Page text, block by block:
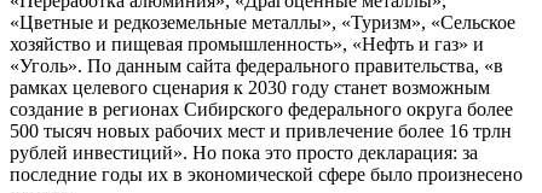
«Цветные и редкоземельные металлы», «Туризм», «Сельское
хозяйство и пищевая промышленность», «Нефть и газ» и
«Уголь». По данным сайта федерального правительства, «в
рамках целевого сценария к 2030 году станет возможным
создание в регионах Сибирского федерального округа более
500 тысяч новых рабочих мест и привлечение более 16 трлн
рублей инвестиций». Но пока это просто декларация: за
последние годы их в экономической сфере было произнесено